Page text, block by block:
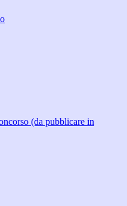
(da pubblicare in